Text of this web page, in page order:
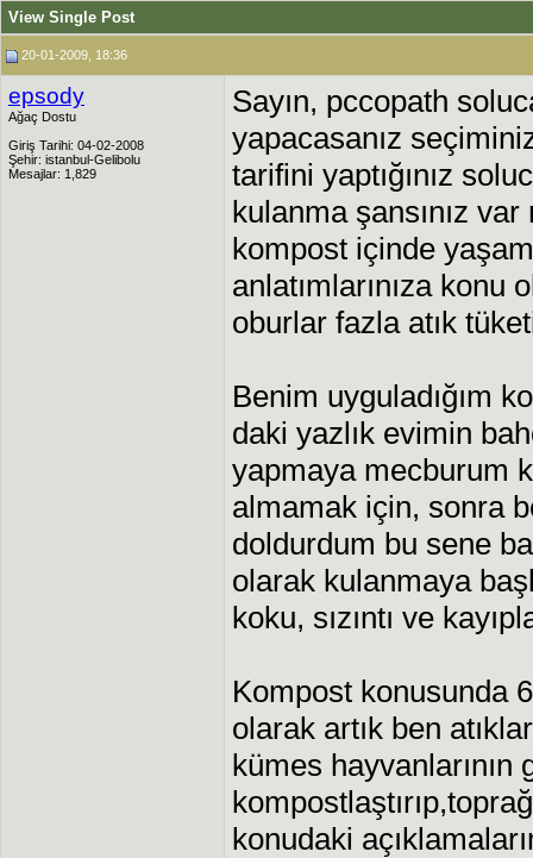
View Single Post
20-01-2009, 18:36
epsody
Ağaç Dostu
Giriş Tarihi: 04-02-2008
Şehir: istanbul-Gelibolu
Mesajlar: 1,829
Sayın, pccopath
yapacasanız
tarifini yaptığınız
kulanma şansınız
kompost içinde
anlatımlarınıza konu
oburlar fazla atık
Benim uyguladığım
daki yazlık evimin
yapmaya mecburum
almamak için, sonra
doldurdum bu sene
olarak kulanmaya
koku, sızıntı ve
Kompost konusunda
olarak artık ben
kümes hayvanlarının
konudaki